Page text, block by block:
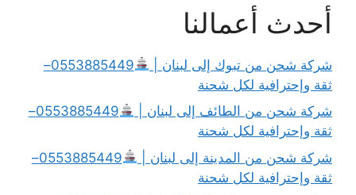
أحدث أعمالنا
شركة شحن من تبوك إلى لبنان |
0553885449–
ثقة وإحترافية لكل شحنة
شركة شحن من الطائف إلى لبنان |
0553885449–
ثقة وإحترافية لكل شحنة
شركة شحن من المدينة إلى لبنان |
0553885449–
ثقة وإحترافية لكل شحنة